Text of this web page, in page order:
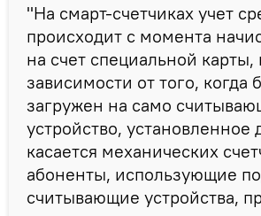
"На смарт-счетчиках учет
происходит с момента
на счет специальной карты,
зависимости от того, когда
загружен на само
устройство, установленное
касается механических
абоненты, использующие
считывающие устройства,